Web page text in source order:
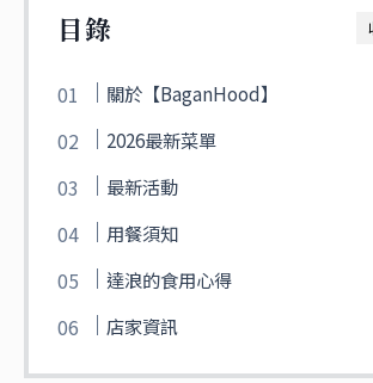
目錄
關於【BaganHood】
2026最新菜單
最新活動
用餐須知
達浪的食用心得
店家資訊